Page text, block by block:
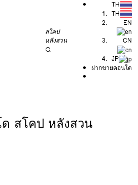
สโคป
หลังสวน
TH
TH
EN
CN
JP
ฝากขายคอนโด
ด สโคป หลังสวน